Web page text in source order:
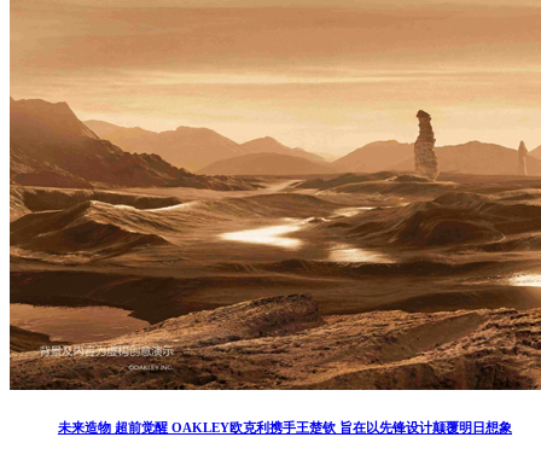
未来造物 超前觉醒 OAKLEY欧克利携手王楚钦 旨在以先锋设计颠覆明日想象